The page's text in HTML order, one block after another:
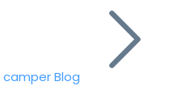
camperBlog